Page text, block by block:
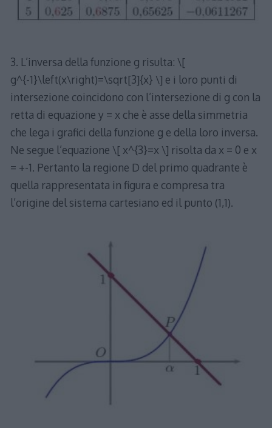
3. L’inversa della funzione g risulta: \[
g^{-1}\left(x\right)=\sqrt[3]{x} \] e i loro punti di
intersezione coincidono con l’intersezione di g con la
retta di equazione y = x che è asse della simmetria
che lega i grafici della funzione g e della loro inversa.
Ne segue l’equazione \[ x^{3}=x \] risolta da x = 0 e x
= +-1. Pertanto la regione D del primo quadrante è
quella rappresentata in figura e compresa tra
l’origine del sistema cartesiano ed il punto (1,1).